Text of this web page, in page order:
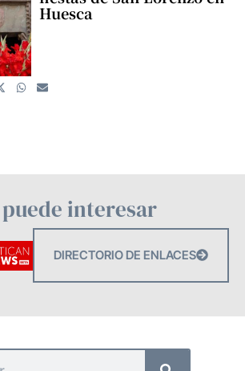
Huesca
interesar
DIRECTORIO DE ENLACES